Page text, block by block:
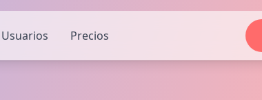
Precios